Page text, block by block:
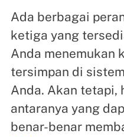
Ada berbagai
ketiga yang
Anda menemukan
tersimpan di
Anda. Akan tetapi,
antaranya yang
benar-benar